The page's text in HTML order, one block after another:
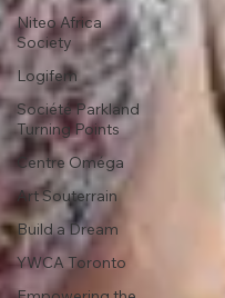
Niteo Africa
Society
Logifem
Société Parkland
Turning Points
Centre Oméga
Art Souterrain
Build a Dream
YWCA Toronto